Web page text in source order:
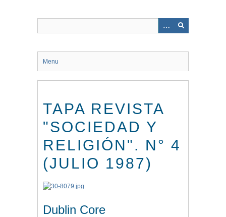
Menu
TAPA REVISTA
"SOCIEDAD Y
RELIGIÓN". N° 4
(JULIO 1987)
Dublin Core